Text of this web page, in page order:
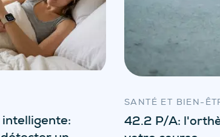
SANTÉ ET BIEN-
42.2 P/A: